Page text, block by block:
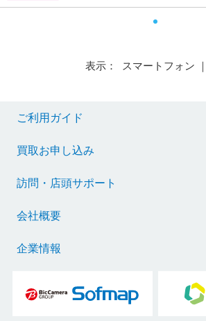
表示： スマートフォン ｜
ご利用ガイド
買取お申し込み
訪問・店頭サポート
会社概要
企業情報